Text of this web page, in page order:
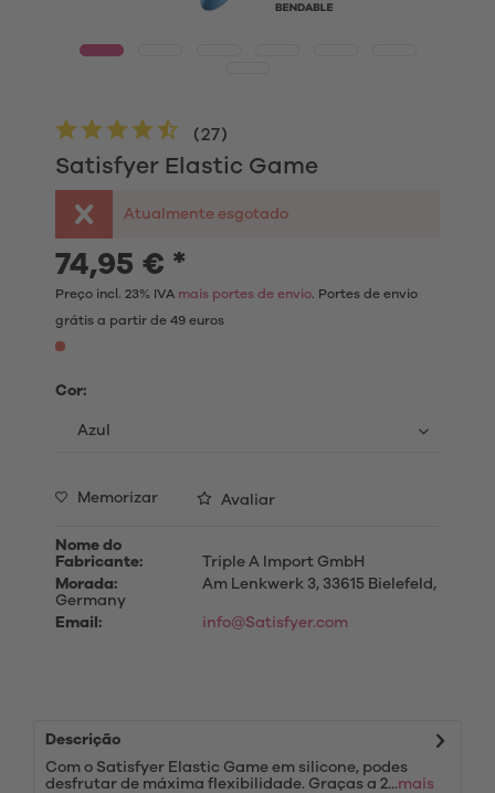
Satisfyer Elastic Game
(27)
Atualmente esgotado
74,95 € *
Preço incl. 23% IVA mais portes de envio. Portes de envio
grátis a partir de 49 euros
Cor:
Memorizar Avaliar
Nome do
Fabricante:
Triple A Import GmbH
Morada:
Am Lenkwerk 3, 33615 Bielefeld,
Germany
Email:
info@Satisfyer.com
Descrição
Com o Satisfyer Elastic Game em silicone, podes
desfrutar de máxima flexibilidade. Graças a 2...mais